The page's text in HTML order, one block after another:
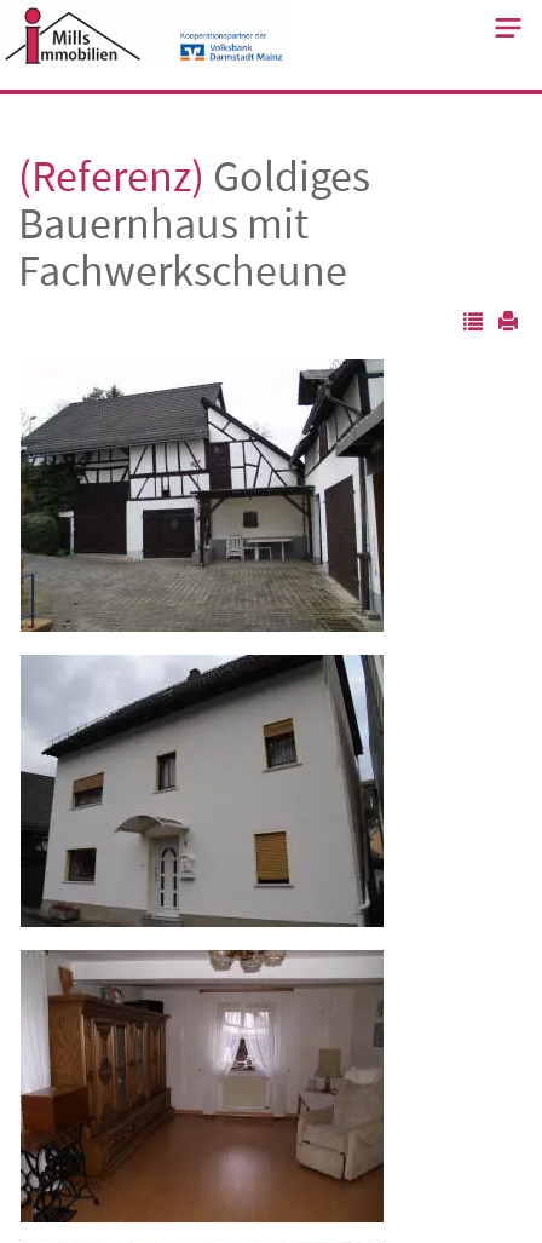
Skip
to
(Referenz) Goldiges
Bauernhaus mit
Fachwerkscheune